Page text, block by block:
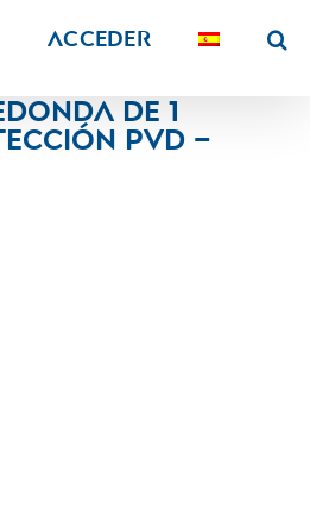
Acceder
de 1
PVD –